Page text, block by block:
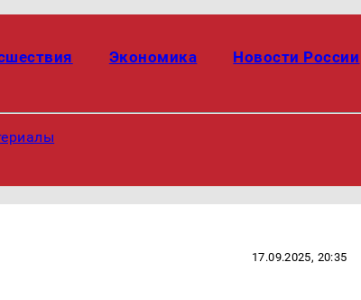
Экономика Новости России
17.09.2025, 20:35